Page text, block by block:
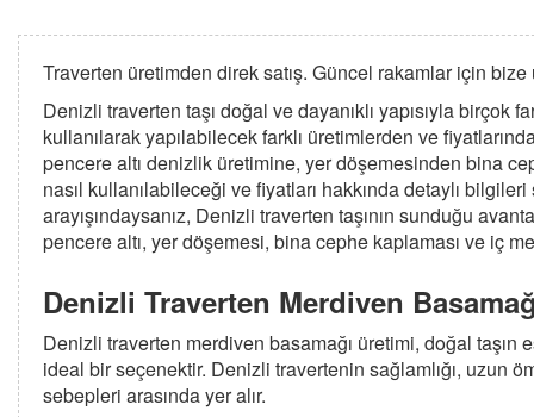
Traverten üretimden direk satış. Güncel rakamlar için
Denizli traverten taşı doğal ve dayanıklı yapısıyla birçok
kullanılarak yapılabilecek farklı üretimlerden ve
pencere altı denizlik üretimine, yer döşemesinden bina
nasıl kullanılabileceği ve fiyatları hakkında detaylı
arayışındaysanız, Denizli traverten taşının sunduğu
pencere altı, yer döşemesi, bina cephe kaplaması ve iç
Denizli Traverten Merdiven
Denizli traverten merdiven basamağı üretimi, doğal taşın
ideal bir seçenektir. Denizli travertenin sağlamlığı, uzun
sebepleri arasında yer alır.